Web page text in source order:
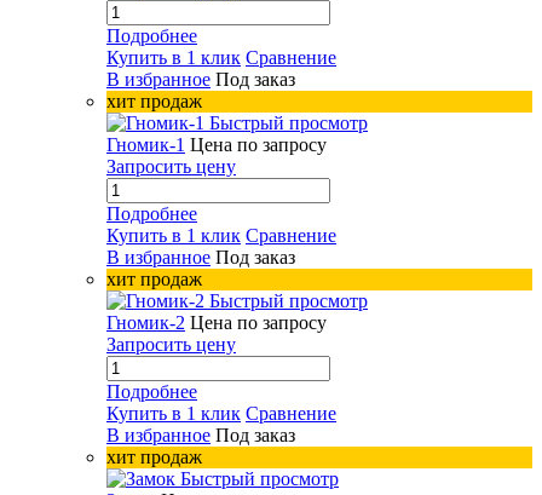
Подробнее
Купить в 1 клик Сравнение
В избранное Под заказ
хит продаж
Быстрый просмотр
Гномик-1 Цена по запросу
Запросить цену
Подробнее
Купить в 1 клик Сравнение
В избранное Под заказ
хит продаж
Быстрый просмотр
Гномик-2 Цена по запросу
Запросить цену
Подробнее
Купить в 1 клик Сравнение
В избранное Под заказ
хит продаж
Быстрый просмотр